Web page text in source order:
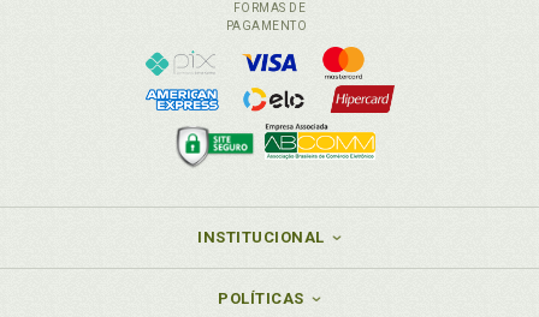
FORMAS DE
PAGAMENTO
INSTITUCIONAL
POLÍTICAS